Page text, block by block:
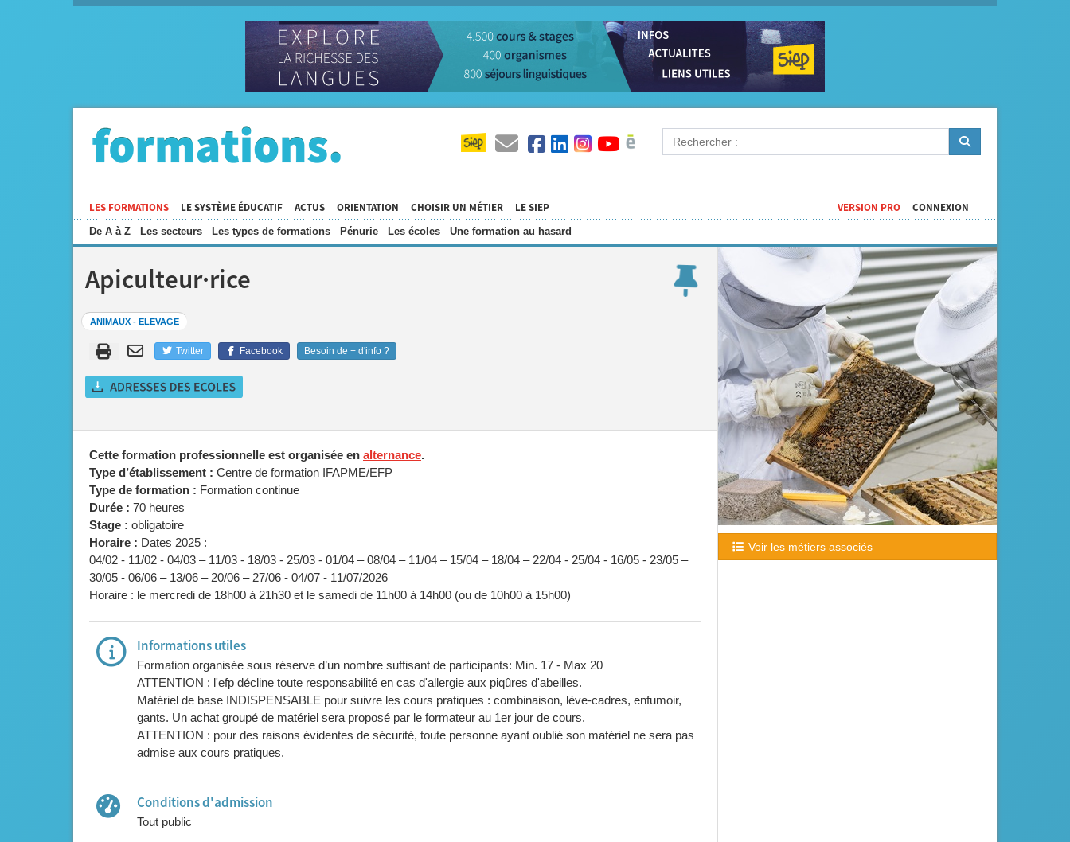
LES FORMATIONS
De A à Z Les secteurs Les types de formations Pénurie Les écoles Une formation au hasard
LE SYSTÈME ÉDUCATIF ACTUS ORIENTATION CHOISIR UN MÉTIER LE SIEP CONNEXION
VERSION PRO
Apiculteur·rice
ANIMAUX - ELEVAGE
Twitter Facebook Besoin de + d'info ?
Cette formation professionnelle est organisée en alternance.
Type d’établissement : Centre de formation IFAPME/EFP
Type de formation : Formation continue
Durée : 70 heures
Stage : obligatoire
Horaire : Dates 2025 :
04/02 - 11/02 - 04/03 – 11/03 - 18/03 - 25/03 - 01/04 – 08/04 – 11/04 – 15/04 – 18/04 – 22/04 - 25/04 - 16/05 - 23/05 –
30/05 - 06/06 – 13/06 – 20/06 – 27/06 - 04/07 - 11/07/2026
Horaire : le mercredi de 18h00 à 21h30 et le samedi de 11h00 à 14h00 (ou de 10h00 à 15h00)
Informations utiles
Formation organisée sous réserve d’un nombre suffisant de participants: Min. 17 - Max 20
ATTENTION : l'efp décline toute responsabilité en cas d'allergie aux piqûres d'abeilles.
Matériel de base INDISPENSABLE pour suivre les cours pratiques : combinaison, lève-cadres, enfumoir,
gants. Un achat groupé de matériel sera proposé par le formateur au 1er jour de cours.
ATTENTION : pour des raisons évidentes de sécurité, toute personne ayant oublié son matériel ne sera pas
admise aux cours pratiques.
Conditions d'admission
Tout public
Voir les métiers associés